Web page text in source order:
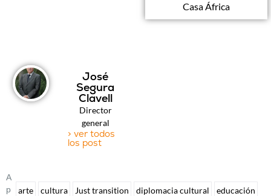
Casa África
José
Segura
Clavell
Director
general
> ver todos
los post
A
P
arte cultura Just transition diplomacia cultural
educación